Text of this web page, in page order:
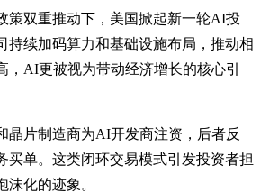
策双重推动下，美国掀起新一轮AI投
持续加码算力和基础设施布局，推动相
，AI更被视为带动经济增长的核心引
晶片制造商为AI开发商注资，后者反
买单。这类闭环交易模式引发投资者担
化的迹象。